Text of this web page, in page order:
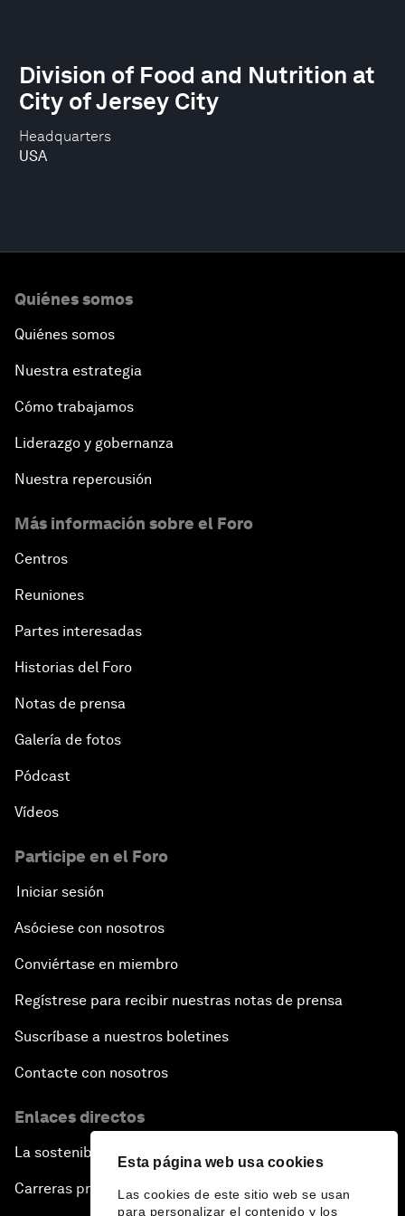
Esta página web usa cookies
Las cookies de este sitio web se usan
para personalizar el contenido y los
Headquarters
USA
Division of Food and Nutrition at
City of Jersey City
Quiénes somos
Quiénes somos
Nuestra estrategia
Cómo trabajamos
Liderazgo y gobernanza
Nuestra repercusión
Más información sobre el Foro
Centros
Reuniones
Partes interesadas
Historias del Foro
Notas de prensa
Galería de fotos
Pódcast
Vídeos
Participe en el Foro
Iniciar sesión
Asóciese con nosotros
Conviértase en miembro
Regístrese para recibir nuestras notas de prensa
Suscríbase a nuestros boletines
Contacte con nosotros
Enlaces directos
La sostenibilidad en el Foro
Carreras profesionales